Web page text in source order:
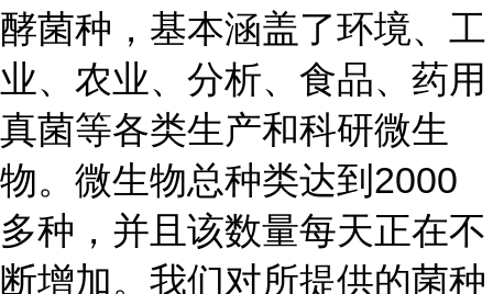
酵菌种，基本涵盖了环境、工
业、农业、分析、食品、药用
真菌等各类生产和科研微生
物。微生物总种类达到2000
多种，并且该数量每天正在不
断增加。我们对所提供的菌种